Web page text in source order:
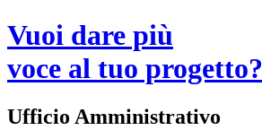
Vuoi dare più
voce al tuo progetto?
Ufficio Amministrativo